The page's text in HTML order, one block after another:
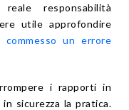
responsabilità
utile approfondire
un errore
i rapporti in
sicurezza la pratica.